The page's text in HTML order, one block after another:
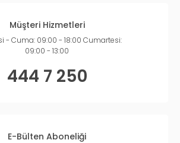
Müşteri Hizmetleri
- Cuma: 09:00 - 18:00 Cumartesi:
09:00 - 13:00
444 7 250
E-Bülten Aboneliği